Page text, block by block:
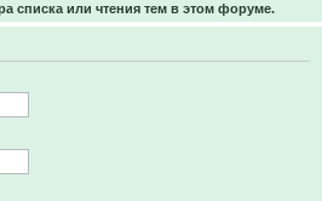
списка или чтения тем в этом форуме.